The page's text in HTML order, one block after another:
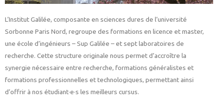
L’Institut Galilée, composante en sciences dures de l’université
Sorbonne Paris Nord, regroupe des formations en licence et master,
une école d’ingénieurs – Sup Galilée – et sept laboratoires de
recherche. Cette structure originale nous permet d’accroître la
synergie nécessaire entre recherche, formations généralistes et
formations professionnelles et technologiques, permettant ainsi
d’offrir à nos étudiant·e·s les meilleurs cursus.